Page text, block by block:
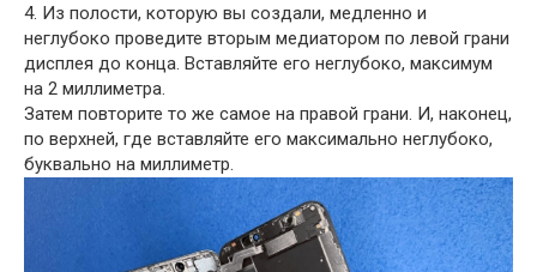
4. Из полости, которую вы создали, медленно и
неглубоко проведите вторым медиатором по левой грани
дисплея до конца. Вставляйте его неглубоко, максимум
на 2 миллиметра.
Затем повторите то же самое на правой грани. И, наконец,
по верхней, где вставляйте его максимально неглубоко,
буквально на миллиметр.